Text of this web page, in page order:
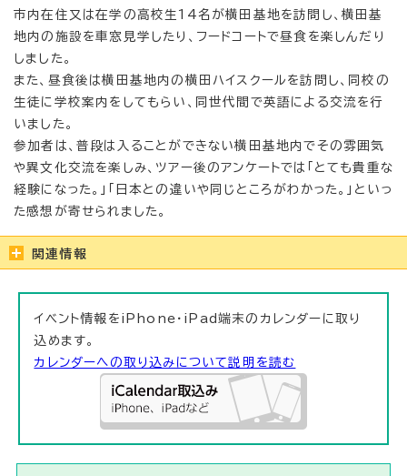
市内在住又は在学の高校生14名が横田基地を訪問し、横田基
地内の施設を車窓見学したり、フードコートで昼食を楽しんだり
しました。
また、昼食後は横田基地内の横田ハイスクールを訪問し、同校の
生徒に学校案内をしてもらい、同世代間で英語による交流を行
いました。
参加者は、普段は入ることができない横田基地内でその雰囲気
や異文化交流を楽しみ、ツアー後のアンケートでは「とても貴重な
経験になった。」「日本との違いや同じところがわかった。」といっ
た感想が寄せられました。
関連情報
イベント情報をiPhone・iPad端末のカレンダーに取り
込めます。
カレンダーへの取り込みについて説明を読む